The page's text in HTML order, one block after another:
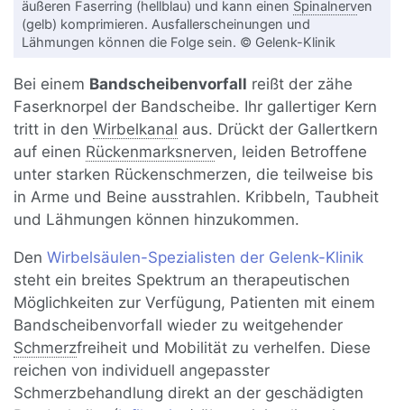
äußeren Faserring (hellblau) und kann einen Spinalnerven
(gelb) komprimieren. Ausfallerscheinungen und
Lähmungen können die Folge sein. © Gelenk-Klinik
Bei einem Bandscheibenvorfall reißt der zähe
Faserknorpel der Bandscheibe. Ihr gallertiger Kern
tritt in denWirbelkanal aus. Drückt der Gallertkern
auf einen Rückenmarksnerven, leiden Betroffene
unter starken Rückenschmerzen, die teilweise bis
in Arme und Beine ausstrahlen. Kribbeln, Taubheit
und Lähmungen können hinzukommen.
DenWirbelsäulen-Spezialisten der Gelenk-Klinik
steht ein breites Spektrum an therapeutischen
Möglichkeiten zur Verfügung, Patienten mit einem
Bandscheibenvorfall wieder zu weitgehender
Schmerzfreiheit und Mobilität zu verhelfen. Diese
reichen von individuell angepasster
Schmerzbehandlung direkt an der geschädigten